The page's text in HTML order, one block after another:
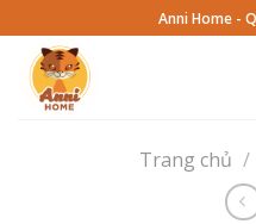
to
content
Anni Home -
Trang chủ /